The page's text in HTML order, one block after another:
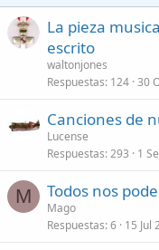
La pieza
escrito
waltonjones
Respuestas 124 30
Canciones de
Lucense
Respuestas 293 1
M Todos nos
Mago
Respuestas 6 15 Jul